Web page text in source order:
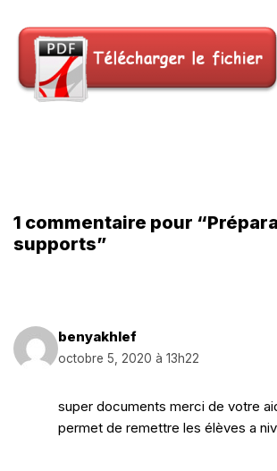
1 commentaire pour
supports”
benyakhlef
octobre 5, 2020 à 13h22
super documents merci de votre
permet de remettre les élèves a